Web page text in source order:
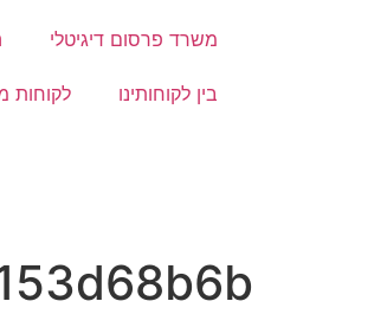
משרד פרסום דיגיטלי
בין לקוחותינו לקוחות